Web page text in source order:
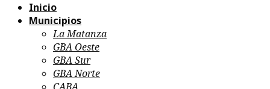
Inicio
Municipios
La Matanza
GBA Oeste
GBA Sur
GBA Norte